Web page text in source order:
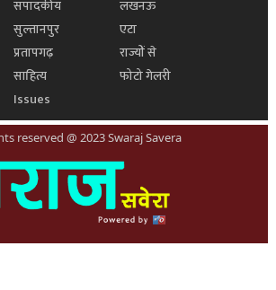
संपादकीय
लखनऊ
सुल्तानपुर
एटा
प्रतापगढ़
राज्यों से
साहित्य
फोटो गेलरी
Issues
reserved @ 2023 Swaraj Savera